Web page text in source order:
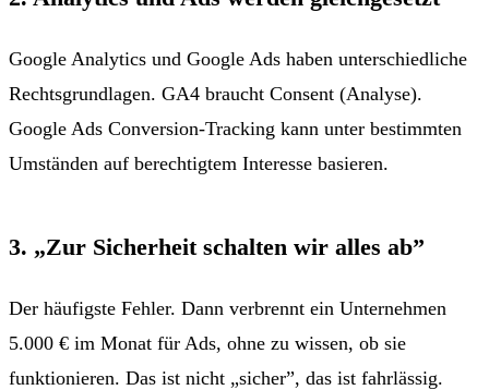
Google Analytics und Google Ads haben unterschiedliche
Rechtsgrundlagen. GA4 braucht Consent (Analyse).
Google Ads Conversion-Tracking kann unter bestimmten
Umständen auf berechtigtem Interesse basieren.
3. „Zur Sicherheit schalten wir alles ab”
Der häufigste Fehler. Dann verbrennt ein Unternehmen
5.000 € im Monat für Ads, ohne zu wissen, ob sie
funktionieren. Das ist nicht „sicher”, das ist fahrlässig.